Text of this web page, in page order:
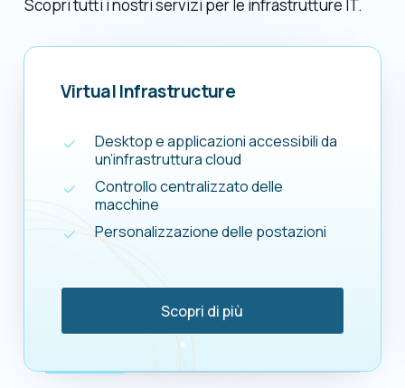
Scopri tutti i nostri servizi per le infrastrutture IT.
Virtual Infrastructure
Desktop e applicazioni accessibili da
un’infrastruttura cloud
Controllo centralizzato delle
macchine
Personalizzazione delle postazioni
Scopri di più